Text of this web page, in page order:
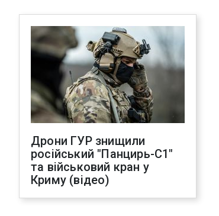
Дрони ГУР знищили
російський "Панцирь-С1"
та військовий кран у
Криму (відео)